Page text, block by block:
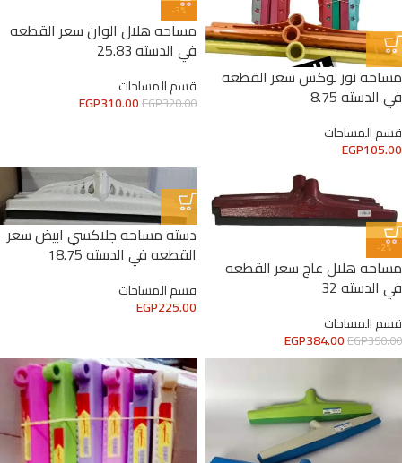
مساحه نور لوكس سعر القطعه
في الدسته 8.75
قسم المساحات
EGP105.00
-3%
مساحه هلال الوان سعر القطعه
في الدسته 25.83
قسم المساحات
EGP320.00
EGP310.00
-2%
مساحه هلال عاج سعر القطعه
في الدسته 32
قسم المساحات
EGP390.00
EGP384.00
دسته مساحه جلاكسي ابيض سعر
القطعه في الدسته 18.75
قسم المساحات
EGP225.00